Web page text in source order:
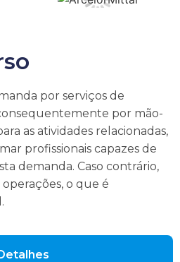
por serviços de
por mão-
as atividades relacionadas,
profissionais capazes de
demanda. Caso contrário,
o que é